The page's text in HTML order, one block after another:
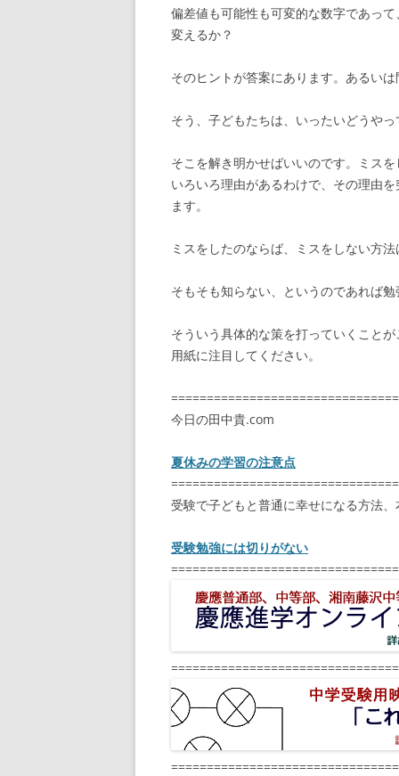
偏差値も可能性も可変的な数字であっ
変えるか？
そのヒントが答案にあります。あるい
そう、子どもたちは、いったいどうや
そこを解き明かせばいいのです。ミス
いろいろ理由があるわけで、その理由
ます。
ミスをしたのならば、ミスをしない方
そもそも知らない、というのであれば
そういう具体的な策を打っていくこと
用紙に注目してください。
今日の田中貴.com
夏休みの学習の注意点
受験で子どもと普通に幸せになる方法
受験勉強には切りがない